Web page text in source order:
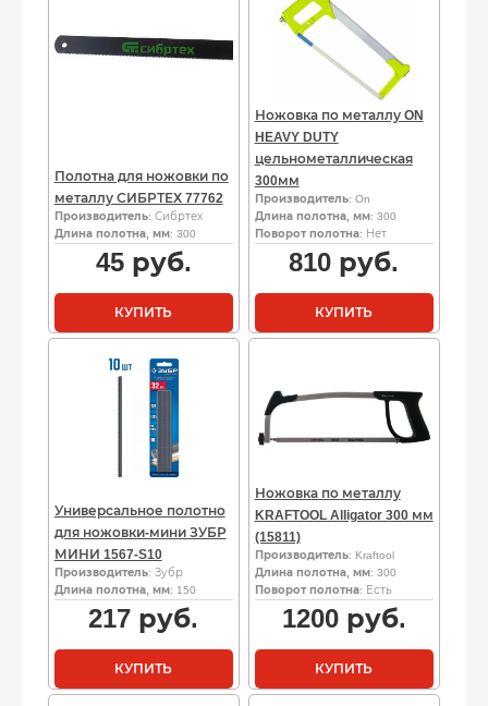
Полотна для ножовки по
металлу СИБРТЕХ 77762
Производитель: Сибртех
Длина полотна, мм: 300
45руб.
КУПИТЬ
Ножовка по металлу ON
HEAVY DUTY
цельнометаллическая
300мм
Производитель: On
Длина полотна, мм: 300
Поворот полотна: Нет
810 руб.
КУПИТЬ
Универсальное полотно
для ножовки-мини ЗУБР
МИНИ 1567-S10
Производитель: Зубр
Длина полотна, мм: 150
217 руб.
КУПИТЬ
Ножовка по металлу
KRAFTOOL Alligator 300 мм
(15811)
Производитель: Kraftool
Длина полотна, мм: 300
Поворот полотна: Есть
1200руб.
КУПИТЬ